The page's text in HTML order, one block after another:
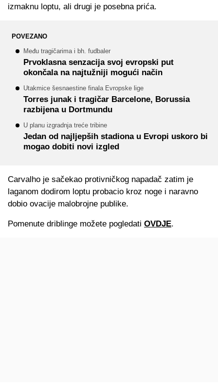
izmaknu loptu, ali drugi je posebna prića.
POVEZANO
Među tragičarima i bh. fudbaler
Prvoklasna senzacija svoj evropski put
okončala na najtužniji mogući način
Utakmice šesnaestine finala Evropske lige
Torres junak i tragičar Barcelone, Borussia
razbijena u Dortmundu
U planu izgradnja treće tribine
Jedan od najljepših stadiona u Evropi uskoro bi
mogao dobiti novi izgled
Carvalho je sačekao protivničkog napadač zatim je
laganom dodirom loptu probacio kroz noge i naravno
dobio ovacije malobrojne publike.
Pomenute driblinge možete pogledati OVDJE.